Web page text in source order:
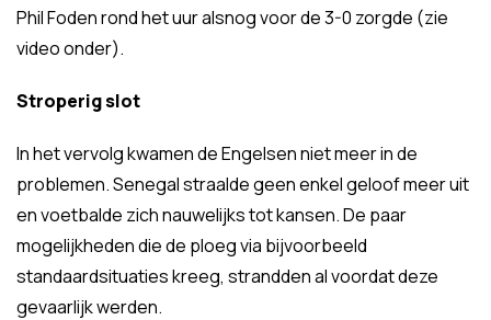
Phil Foden rond het uur alsnog voor de 3-0 zorgde (zie
video onder).
Stroperig slot
In het vervolg kwamen de Engelsen niet meer in de
problemen. Senegal straalde geen enkel geloof meer uit
en voetbalde zich nauwelijks tot kansen. De paar
mogelijkheden die de ploeg via bijvoorbeeld
standaardsituaties kreeg, strandden al voordat deze
gevaarlijk werden.